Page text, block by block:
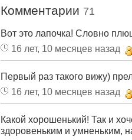
Комментарии 71
Вот это лапочка! Словно
16 лет, 10 месяцев назад
Первый раз такого вижу)
16 лет, 10 месяцев назад
Какой хорошенький! Так и
здоровеньким и умненьким,